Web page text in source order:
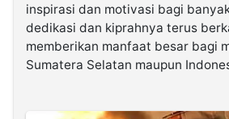
inspirasi dan motivasi bagi
dedikasi dan kiprahnya terus
memberikan manfaat besar bagi
Sumatera Selatan maupun